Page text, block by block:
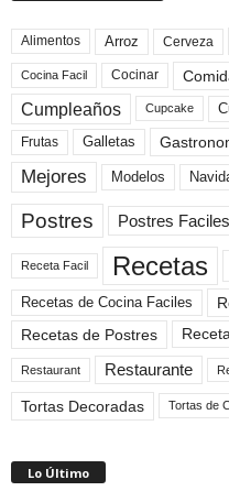
Alimentos Arroz Cerveza
Cocina Facil Cocinar
Cumpleaños Cupcake
Frutas Galletas
Mejores Modelos
Postres Postres Faciles
Receta Facil Recetas
Recetas de Cocina Faciles
Recetas de Postres
Restaurant Restaurante
Tortas Decoradas Tortas de
Lo Último